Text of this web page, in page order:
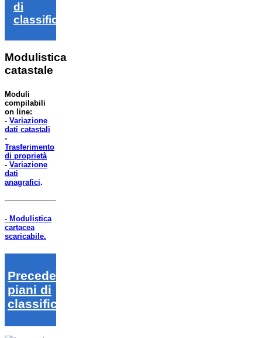
di
classifica
Modulistica
catastale
Moduli
compilabili
on line:
- Variazione
dati catastali
-
Trasferimento
di proprietà
- Variazione
dati
anagrafici.
- Modulistica
cartacea
scaricabile.
Precedenti
piani di
classifica